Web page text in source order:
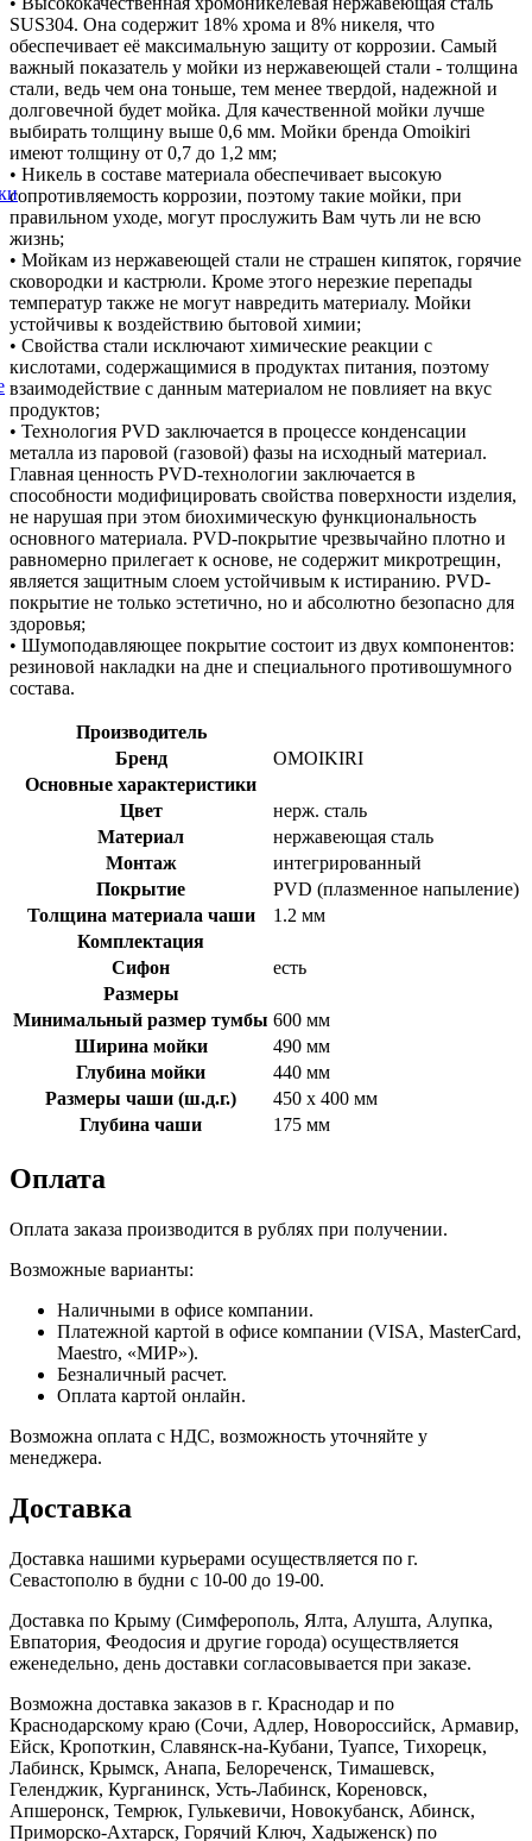
SUS304. Она содержит 18% хрома и 8% никеля, что
обеспечивает её максимальную защиту от коррозии. Самый
важный показатель у мойки из нержавеющей стали - толщина
стали, ведь чем она тоньше, тем менее твердой, надежной и
долговечной будет мойка. Для качественной мойки лучше
выбирать толщину выше 0,6 мм. Мойки бренда Omoikiri
имеют толщину от 0,7 до 1,2 мм;
• Никель в составе материала обеспечивает высокую
сопротивляемость коррозии, поэтому такие мойки, при
правильном уходе, могут прослужить Вам чуть ли не всю
жизнь;
• Мойкам из нержавеющей стали не страшен кипяток, горячие
сковородки и кастрюли. Кроме этого нерезкие перепады
температур также не могут навредить материалу. Мойки
устойчивы к воздействию бытовой химии;
• Свойства стали исключают химические реакции с
кислотами, содержащимися в продуктах питания, поэтому
взаимодействие с данным материалом не повлияет на вкус
продуктов;
• Технология PVD заключается в процессе конденсации
металла из паровой (газовой) фазы на исходный материал.
Главная ценность PVD-технологии заключается в
способности модифицировать свойства поверхности изделия,
не нарушая при этом биохимическую функциональность
основного материала. PVD-покрытие чрезвычайно плотно и
равномерно прилегает к основе, не содержит микротрещин,
является защитным слоем устойчивым к истиранию. PVD-
покрытие не только эстетично, но и абсолютно безопасно для
здоровья;
• Шумоподавляющее покрытие состоит из двух компонентов:
резиновой накладки на дне и специального противошумного
состава.
Производитель
Бренд
OMOIKIRI
Основные характеристики
Цвет
нерж. сталь
Материал
нержавеющая сталь
Монтаж
интегрированный
Покрытие
PVD (плазменное напыление)
Толщина материала чаши
1.2 мм
Комплектация
Сифон
есть
Размеры
Минимальный размер тумбы 600 мм
Ширина мойки
490 мм
Глубина мойки
440 мм
Размеры чаши (ш.д.г.)
450 x 400 мм
Глубина чаши
175 мм
Оплата
Оплата заказа производится в рублях при получении.
Возможные варианты:
Наличными в офисе компании.
Платежной картой в офисе компании (VISA, MasterCard,
Maestro, «МИР»).
Безналичный расчет.
Оплата картой онлайн.
Возможна оплата с НДС, возможность уточняйте у
менеджера.
Доставка
Доставка нашими курьерами осуществляется по г.
Севастополю в будни с 10-00 до 19-00.
Доставка по Крыму (Симферополь, Ялта, Алушта, Алупка,
Евпатория, Феодосия и другие города) осуществляется
еженедельно, день доставки согласовывается при заказе.
Возможна доставка заказов в г. Краснодар и по
Краснодарскому краю (Сочи, Адлер, Новороссийск, Армавир,
Ейск, Кропоткин, Славянск-на-Кубани, Туапсе, Тихорецк,
Лабинск, Крымск, Анапа, Белореченск, Тимашевск,
Геленджик, Курганинск, Усть-Лабинск, Кореновск,
Апшеронск, Темрюк, Гулькевичи, Новокубанск, Абинск,
Приморско-Ахтарск, Горячий Ключ, Хадыженск) по